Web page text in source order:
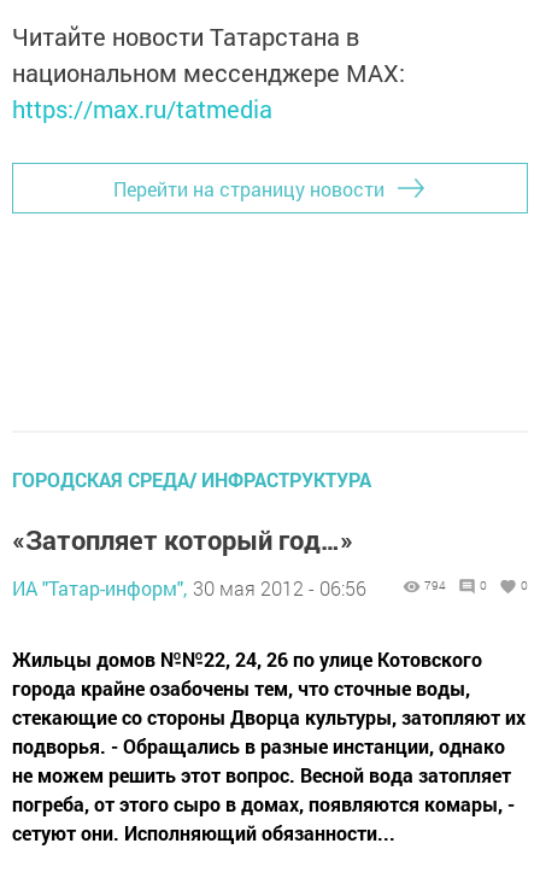
Читайте новости Татарстана в
национальном мессенджере MАХ:
https://max.ru/tatmedia
Перейти на страницу новости
ГОРОДСКАЯ СРЕДА/ ИНФРАСТРУКТУРА
«Затопляет который год…»
ИА "Татар-информ", 30 мая 2012 - 06:56 794 0 0
Жильцы домов №№22, 24, 26 по улице Котовского
города крайне озабочены тем, что сточные воды,
стекающие со стороны Дворца культуры, затопляют их
подворья. - Обращались в разные инстанции, однако
не можем решить этот вопрос. Весной вода затопляет
погреба, от этого сыро в домах, появляются комары, -
сетуют они. Исполняющий обязанности...